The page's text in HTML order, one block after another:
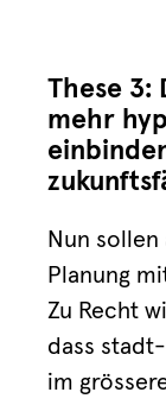
These 3:
mehr
Nun
Planung
Zu Recht
dass
im